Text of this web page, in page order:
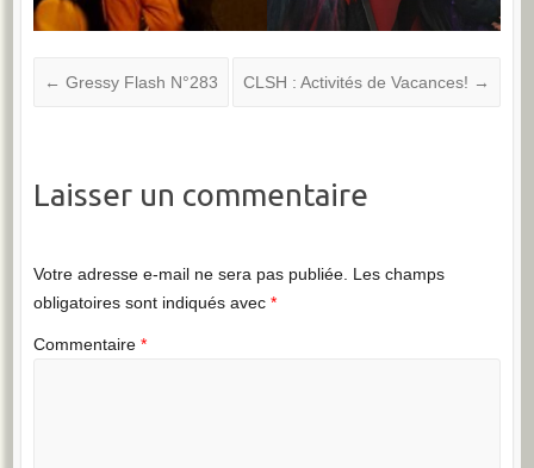
← Gressy Flash N°283 CLSH : Activités de Vacances! →
Laisser un commentaire
Votre adresse e-mail ne sera pas publiée. Les champs
obligatoires sont indiqués avec *
Commentaire *